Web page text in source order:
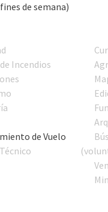
de semana)
Incendios
de Vuelo